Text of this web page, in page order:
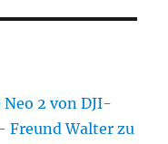
2 von DJI-
Freund Walter zu